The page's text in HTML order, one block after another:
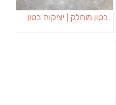
בטון מוחלק | יציקות בטון